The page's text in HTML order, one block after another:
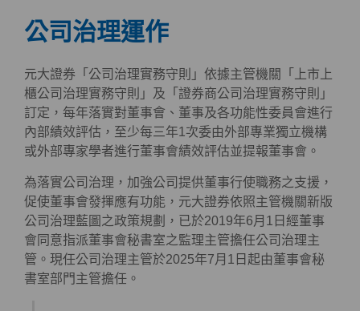
公司治理運作
元大證券「公司治理實務守則」依據主管機關「上市上
櫃公司治理實務守則」及「證券商公司治理實務守則」
訂定，每年落實對董事會、董事及各功能性委員會進行
內部績效評估，至少每三年1次委由外部專業獨立機構
或外部專家學者進行董事會績效評估並提報董事會。
為落實公司治理，加強公司提供董事行使職務之支援，
促使董事會發揮應有功能，元大證券依照主管機關新版
公司治理藍圖之政策規劃，已於2019年6月1日經董事
會同意指派董事會秘書室之監理主管擔任公司治理主
管。現任公司治理主管於2025年7月1日起由董事會秘
書室部門主管擔任。